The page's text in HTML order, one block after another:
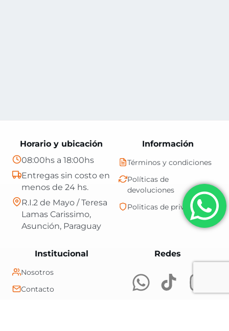
RedesCentral Shop es
Información
Términos y condiciones
Políticas de
devoluciones
Politicas de privacidad
Institucional
Nosotros
Contacto
Horario y ubicación
08:00hs a 18:00hs
Entregas sin costo en
menos de 24 hs.
R.I.2 de Mayo / Teresa
Lamas Carissimo,
Asunción, Paraguay